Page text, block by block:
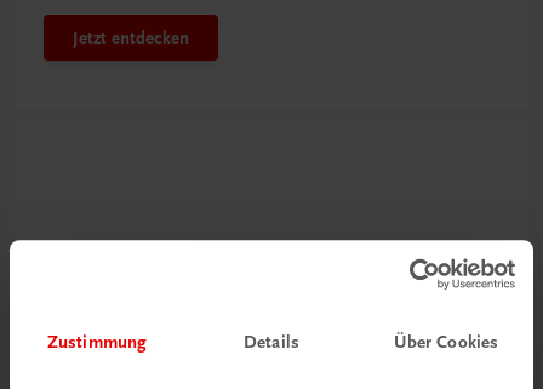
Zustimmung Details Über Cookies
Jetzt entdecken